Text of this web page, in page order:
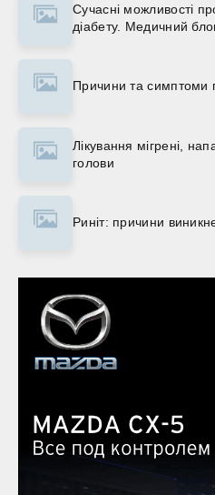
Сучасні можливості
діабету. Медичний
Причини та симптоми
Лікування мігрені,
голови
Риніт: причини